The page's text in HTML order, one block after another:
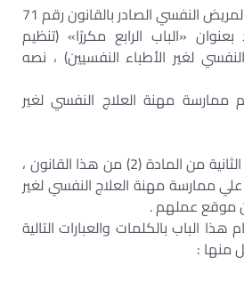
يُضاف إلي قانون رعاية المريض النفسي الصادر بالقانون رقم 71
جديد بعنوان «الباب الرابع مكررًا» (تنظيم
لغير الأطباء النفسيين) ، نصه
ممارسة مهنة العلاج النفسي لغير
استثناء من نص الفقرة الثانية من المادة (2) من هذا القانون ،
ممارسة مهنة العلاج النفسي لغير
موقع عملهم .
الباب بالكلمات والعبارات التالية
منها :